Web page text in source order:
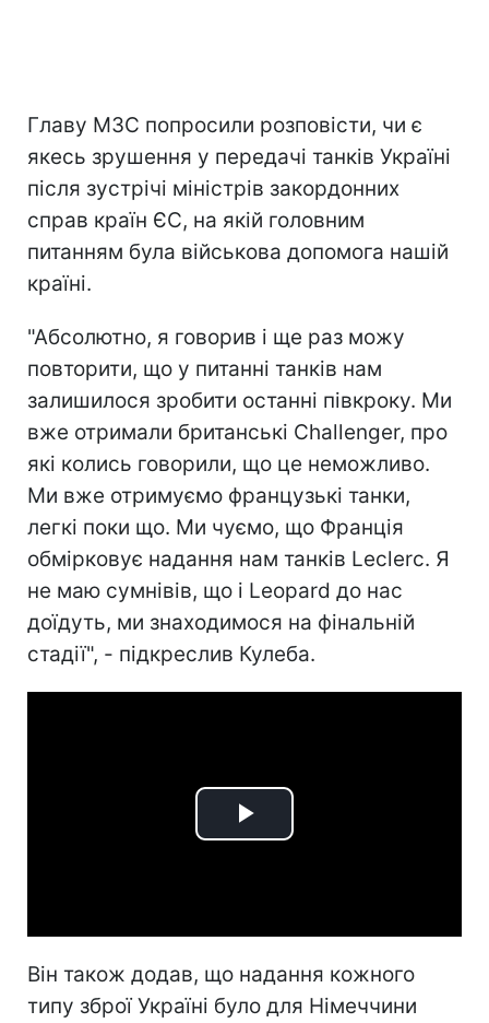
Главу МЗС попросили розповісти, чи є
якесь зрушення у передачі танків Україні
після зустрічі міністрів закордонних
справ країн ЄС, на якій головним
питанням була військова допомога нашій
країні.
"Абсолютно, я говорив і ще раз можу
повторити, що у питанні танків нам
залишилося зробити останні півкроку. Ми
вже отримали британські Challenger, про
які колись говорили, що це неможливо.
Ми вже отримуємо французькі танки,
легкі поки що. Ми чуємо, що Франція
обмірковує надання нам танків Leclerc. Я
не маю сумнівів, що і Leopard до нас
доїдуть, ми знаходимося на фінальній
стадії", - підкреслив Кулеба.
Play
Він також додав, що надання кожного
типу зброї Україні було для Німеччини